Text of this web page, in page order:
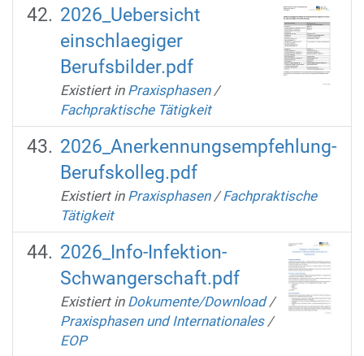
2026_Uebersicht
einschlaegiger
Berufsbilder.pdf
Existiert in Praxisphasen /
Fachpraktische Tätigkeit
2026_Anerkennungsempfehlung-
Berufskolleg.pdf
Existiert in Praxisphasen /Fachpraktische
Tätigkeit
2026_Info-Infektion-
Schwangerschaft.pdf
Existiert in Dokumente/Download /
Praxisphasen und Internationales /
EOP